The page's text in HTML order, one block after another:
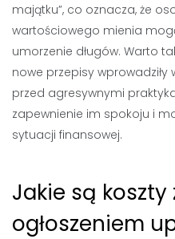
majątku”, co oznacza, że
wartościowego mienia
umorzenie długów. Warto
nowe przepisy wprowadziły
przed agresywnymi
zapewnienie im spokoju i
sytuacji finansowej.
Jakie są koszty
ogłoszeniem